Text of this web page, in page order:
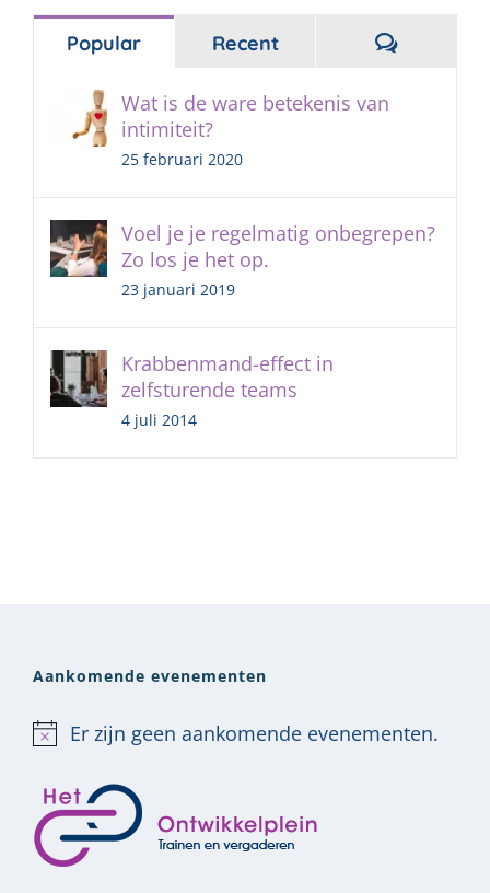
Popular Recent Reacties
Wat is de ware betekenis van
intimiteit?
25 februari 2020
Voel je je regelmatig onbegrepen?
Zo los je het op.
23 januari 2019
Krabbenmand-effect in
zelfsturende teams
4 juli 2014
Aankomende evenementen
Bericht
Er zijn geen aankomende evenementen.